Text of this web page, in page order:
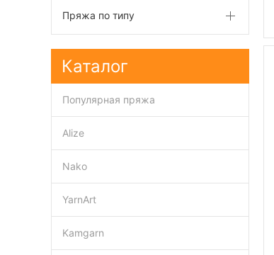
Пряжа по типу
Каталог
Популярная пряжа
Alize
Nako
YarnArt
Kamgarn